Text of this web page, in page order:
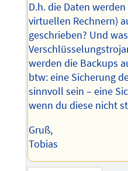
D.h. die Daten
virtuellen Rechnern)
geschrieben? Und
werden die Backups
btw: eine Sicherung
sinnvoll sein – eine
wenn du diese nicht
Gruß,
Tobias